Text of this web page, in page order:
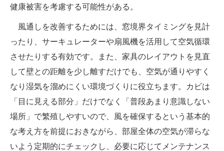
健康被害を考慮する可能性がある。
風通しを改善するためには、窓境界タイミングを見計
ったり、サーキュレーターや扇風機を活用して空気循環
させたりする有効です。また、家具のレイアウトを見直
して壁との距離を少し離すだけでも、空気が通りやすく
なり湿気を溜めにくい環境づくりに役立ちます。カビは
「目に見える部分」だけでなく「普段あまり意識しない
場所」で繁殖しやすいので、風を確保するという基本的
な考え方を前提におきながら、部屋全体の空気が滞らな
いよう定期的にチェックし、必要に応じてメンテナンス